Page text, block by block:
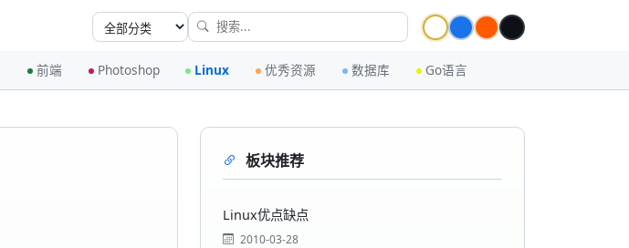
前端 Photoshop Linux 优秀资源 数据库 Go语言
板块推荐
Linux优点缺点
2010-03-28